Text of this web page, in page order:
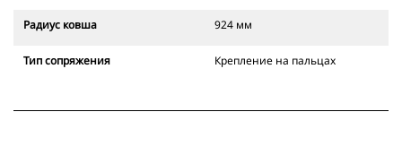
Радиус ковша 924 мм
Тип сопряжения Крепление на пальцах